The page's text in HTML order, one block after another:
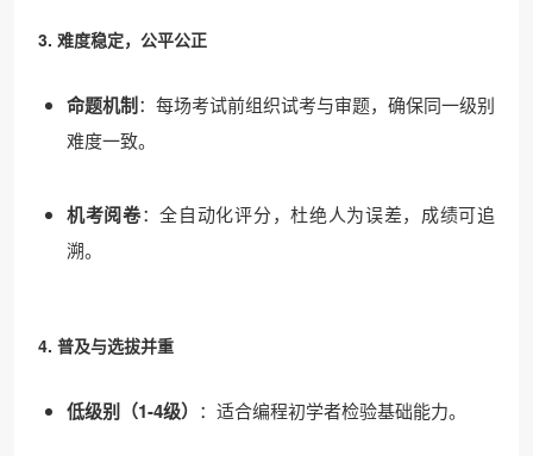
3. 难度稳定，公平公正
命题机制：每场考试前组织试考与审题，确保同一级别
难度一致。
机考阅卷：全自动化评分，杜绝人为误差，成绩可追
溯。
4. 普及与选拔并重
低级别（1-4级） ：适合编程初学者检验基础能力。